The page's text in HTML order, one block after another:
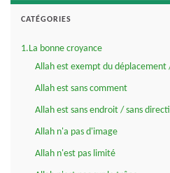
CATÉGORIES
1.La bonne croyance
Allah est exempt du
Allah est sans comment
Allah est sans endroit / sans
Allah n'a pas d'image
Allah n'est pas limité